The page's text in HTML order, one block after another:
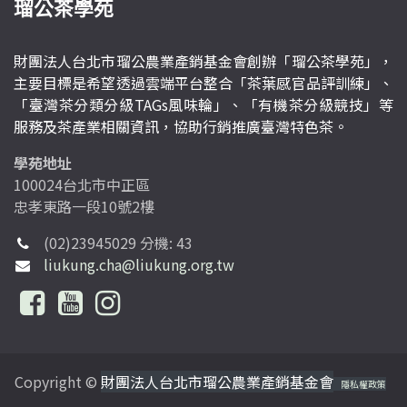
瑠公茶學苑
財團法人台北市瑠公農業產銷基金會創辦「瑠公茶學苑」，
主要目標是希望透過雲端平台整合「茶葉感官品評訓練」、
「臺灣茶分類分級TAGs風味輪」、「有機茶分級競技」等
服務及茶產業相關資訊，協助行銷推廣臺灣特色茶。
學苑地址
100024台北市中正區
忠孝東路一段10號2樓
(02)23945029 分機: 43
liukung.cha@liukung.org.tw
Copyright © 財團法人台北市瑠公農業產銷基金會 隱私權政策